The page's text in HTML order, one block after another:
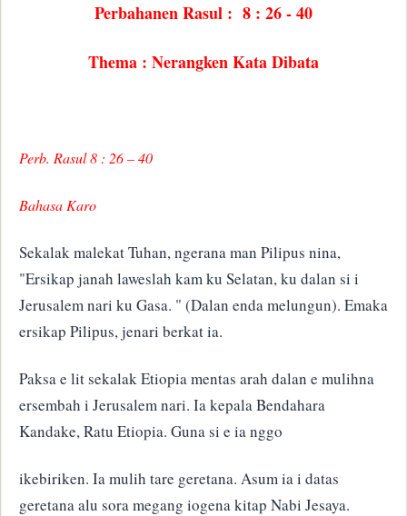
Perbahanen Rasul : 8 : 26 - 40
Thema : Nerangken Kata Dibata
Perb. Rasul 8 : 26 – 40
Bahasa Karo
Sekalak malekat Tuhan, ngerana man Pilipus nina,
"Ersikap janah laweslah kam ku Selatan, ku dalan si i
Jerusalem nari ku Gasa. " (Dalan enda melungun). Emaka
ersikap Pilipus, jenari berkat ia.
Paksa e lit sekalak Etiopia mentas arah dalan e mulihna
ersembah i Jerusalem nari. Ia kepala Bendahara
Kandake, Ratu Etiopia. Guna si e ia nggo
ikebiriken. Ia mulih tare geretana. Asum ia i datas
geretana alu sora megang iogena kitap Nabi Jesaya.